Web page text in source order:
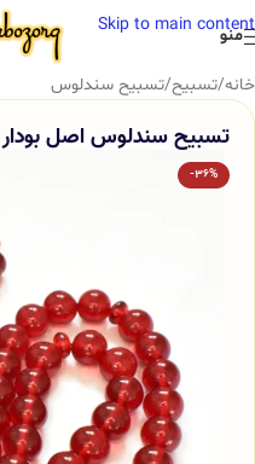
Skip to main content
منو
خانه/تسبیح/تسبیح سندلوس
تسبیح سندلوس اصل بودار 51 دانه قرمز تراش گرد کد 722
-36%